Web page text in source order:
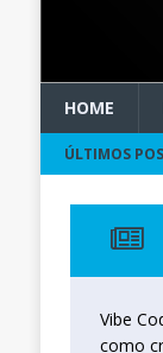
HOME
ÚLTIMOS
Vibe
como